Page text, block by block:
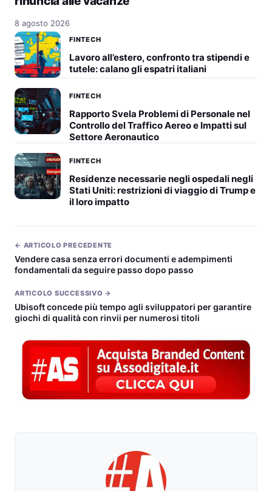
8 agosto 2026
FINTECH
Lavoro all’estero, confronto tra stipendi e
tutele: calano gli espatri italiani
FINTECH
Rapporto Svela Problemi di Personale nel
Controllo del Traffico Aereo e Impatti sul
Settore Aeronautico
FINTECH
Residenze necessarie negli ospedali negli
Stati Uniti: restrizioni di viaggio di Trump e
il loro impatto
← ARTICOLO PRECEDENTE
Vendere casa senza errori documenti e adempimenti
fondamentali da seguire passo dopo passo
ARTICOLO SUCCESSIVO →
Ubisoft concede più tempo agli sviluppatori per garantire
giochi di qualità con rinvii per numerosi titoli